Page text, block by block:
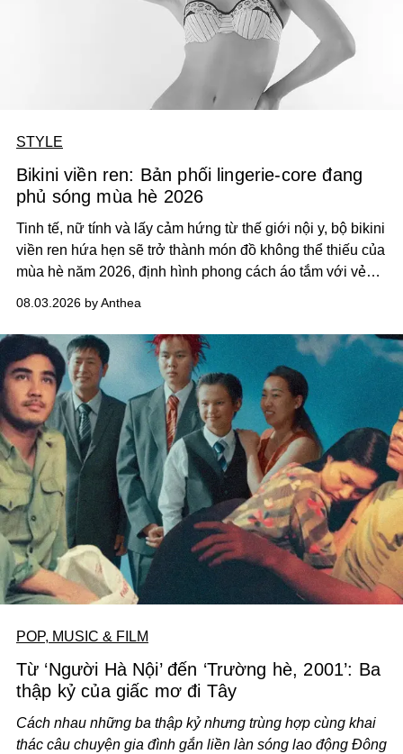
STYLE
Bikini viền ren: Bản phối lingerie-core đang
phủ sóng mùa hè 2026
Tinh tế, nữ tính và lấy cảm hứng từ thế giới nội y, bộ bikini
viền ren hứa hẹn sẽ trở thành món đồ không thể thiếu của
mùa hè năm 2026, định hình phong cách áo tắm với vẻ
08.03.2026 by Anthea
POP, MUSIC & FILM
Từ ‘Người Hà Nội’ đến ‘Trường hè, 2001’: Ba
thập kỷ của giấc mơ đi Tây
Cách nhau những ba thập kỷ nhưng trùng hợp cùng khai
thác câu chuyện gia đình gắn liền làn sóng lao động Đông